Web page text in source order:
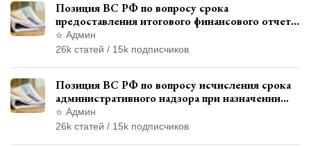
Позиция ВС РФ по вопросу срока
предоставления итогового финансового отчета
кандидатом в соответствии с
законодательством о выборах
Админ
26k статей / 15k подписчиков
Позиция ВС РФ по вопросу исчисления срока
административного надзора при назначении
дополнительного наказания, отличного от
ограничения свободы
Админ
26k статей / 15k подписчиков